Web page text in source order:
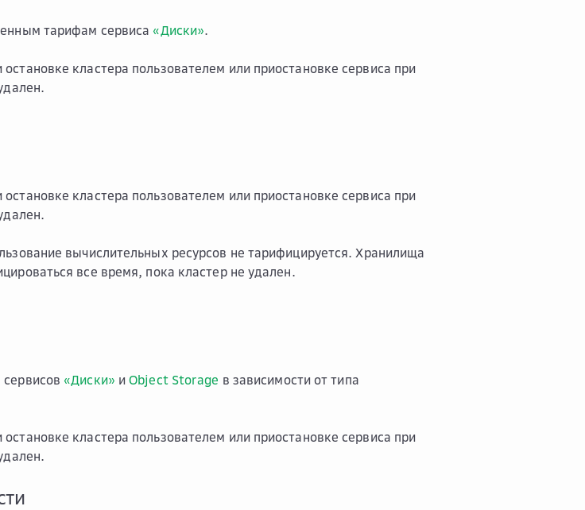
тарифам сервиса «Диски».
кластера пользователем или приостановке сервиса при
кластера пользователем или приостановке сервиса при
вычислительных ресурсов не тарифицируется. Хранилища
все время, пока кластер не удален.
«Диски» иObject Storage в зависимости от типа
кластера пользователем или приостановке сервиса при